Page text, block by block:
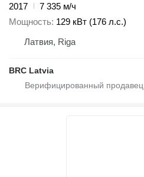
2017
7 335 м/ч
Мощность 129 кВт (176 л.с.)
Латвия, Riga
BRC Latvia